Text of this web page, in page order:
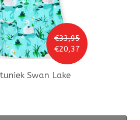
€33,95
€20,37
Swan Lake